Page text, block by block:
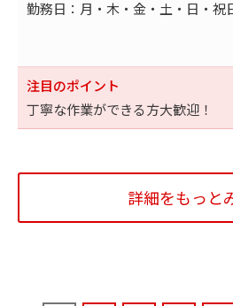
勤務日：月・木・金・土・日・祝
注目のポイント
丁寧な作業ができる方大歓迎！
詳細をもっと